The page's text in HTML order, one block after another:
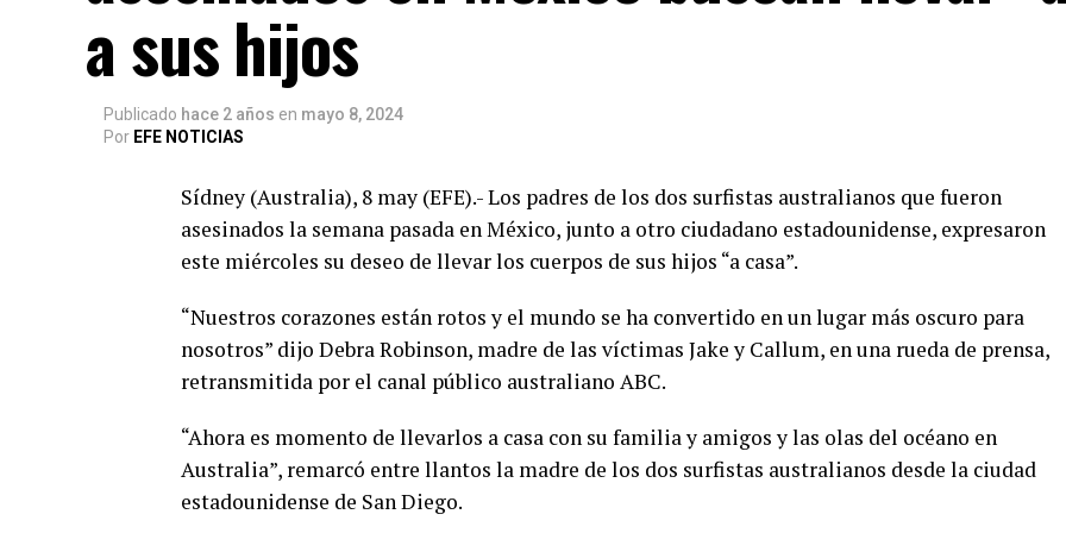
a sus hijos
Publicado hace 2 años en mayo 8, 2024
Por EFE NOTICIAS
Sídney (Australia), 8 may (EFE).- Los padres de los dos surfistas australianos que fueron
asesinados la semana pasada en México, junto a otro ciudadano estadounidense, expresaron
este miércoles su deseo de llevar los cuerpos de sus hijos “a casa”.
“Nuestros corazones están rotos y el mundo se ha convertido en un lugar más oscuro para
nosotros” dijo Debra Robinson, madre de las víctimas Jake y Callum, en una rueda de prensa,
retransmitida por el canal público australiano ABC.
“Ahora es momento de llevarlos a casa con su familia y amigos y las olas del océano en
Australia”, remarcó entre llantos la madre de los dos surfistas australianos desde la ciudad
estadounidense de San Diego.